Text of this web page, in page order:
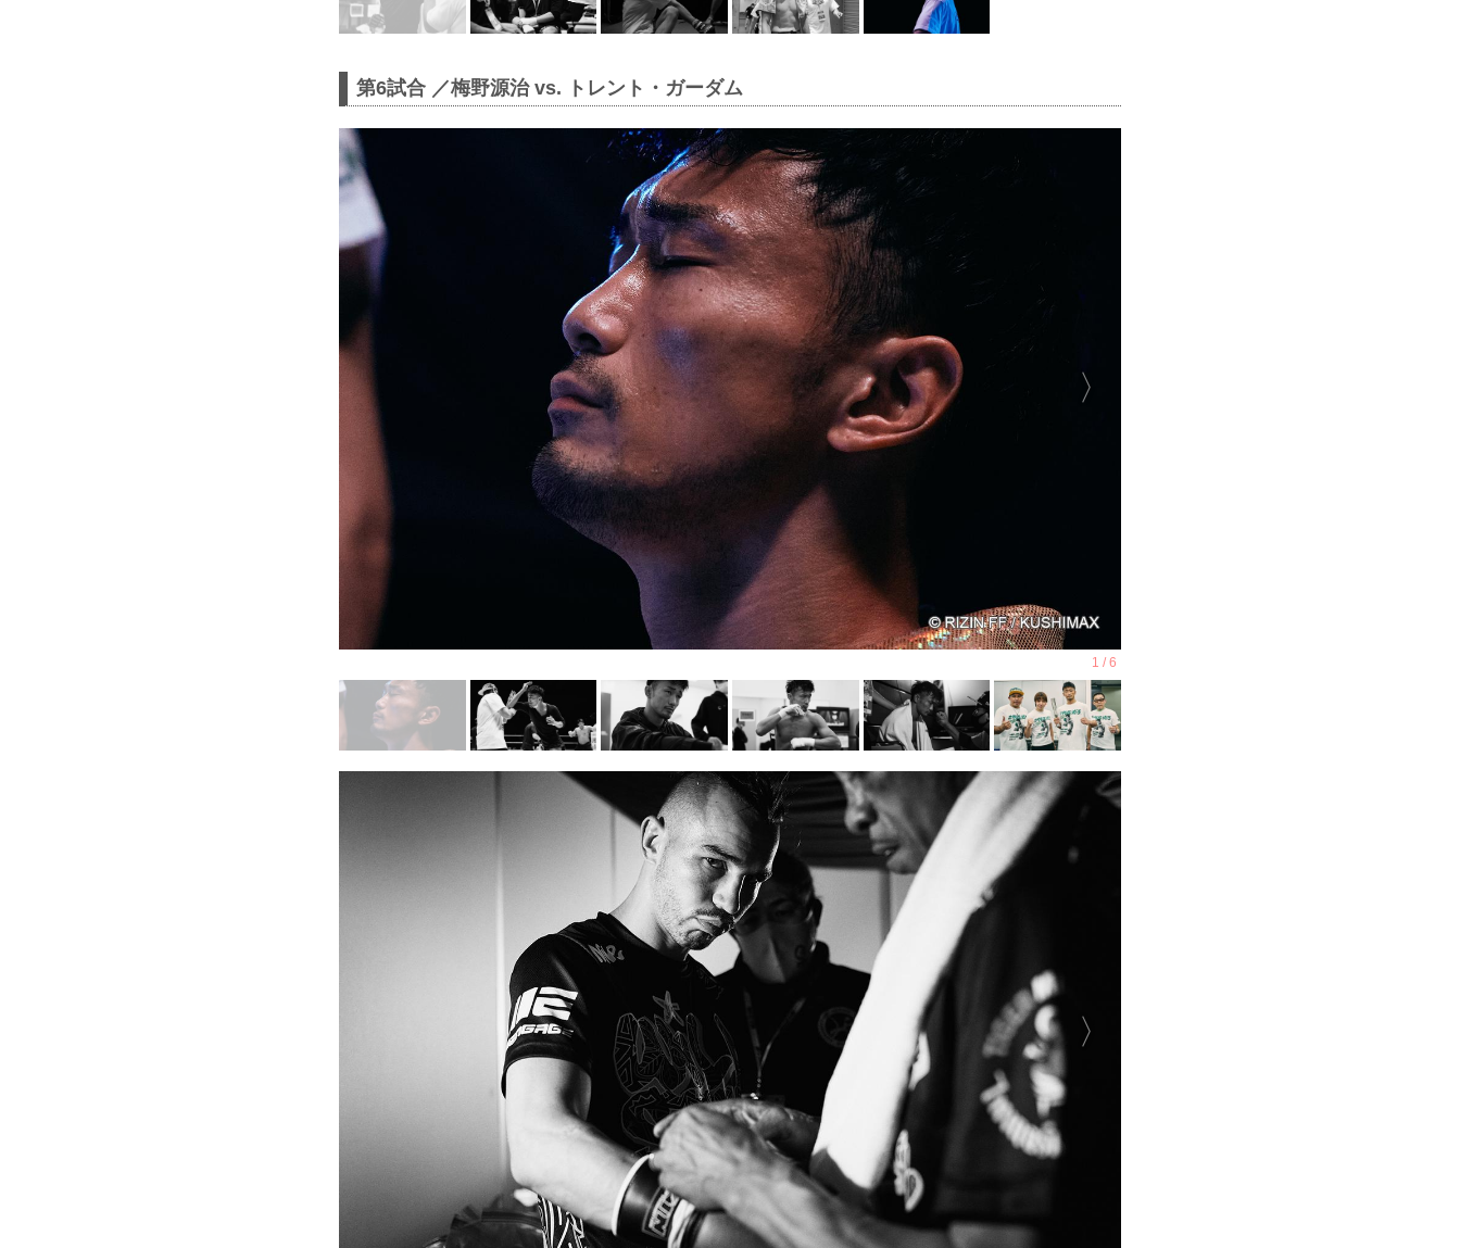
第6試合 ／梅野源治 vs. トレント・ガーダム